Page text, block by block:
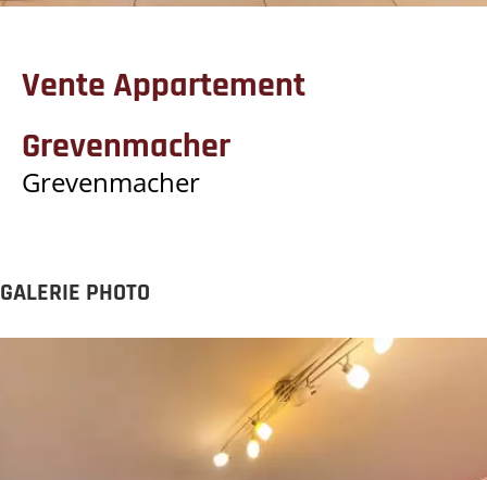
Vente Appartement
Grevenmacher
Grevenmacher
GALERIE PHOTO